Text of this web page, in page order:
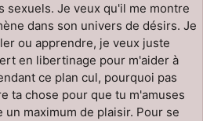
sexuels. Je veux qu'il me montre
dans son univers de désirs. Je
ou apprendre, je veux juste
en libertinage pour m'aider à
ce plan cul, pourquoi pas
ta chose pour que tu m'amuses
maximum de plaisir. Pour se